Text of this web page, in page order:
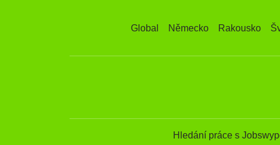
Global Německo Rakousko
Hledání práce s